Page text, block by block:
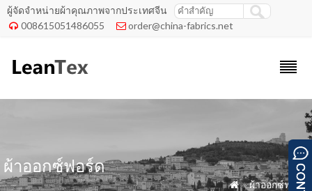
ผู้จัดจำหน่ายผ้าคุณภาพจากประเทศจีน
 008615051486055  order@china-fabrics.net
ผ้าออกซ์ฟอร์ด
 »ผ้าออกซ์ฟอร์ด